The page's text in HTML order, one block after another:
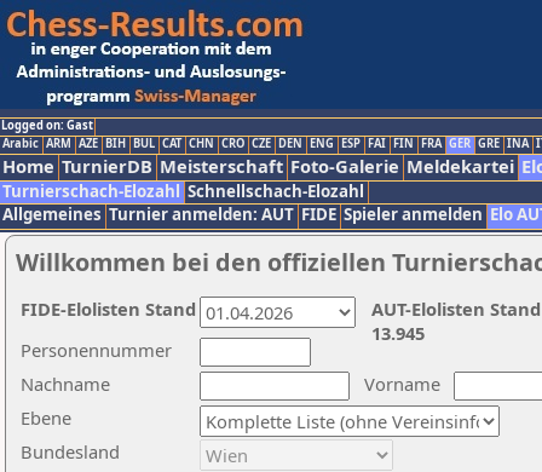
Logged on: Gast
Arabic ARM AZE BIH BUL CAT CHN CRO CZE DEN ENG ESP FAI FIN FRA GER GRE INA
Home TurnierDB Meisterschaft Foto-Galerie Meldekartei
Turnierschach-Elozahl Schnellschach-Elozahl
Allgemeines Turnier anmelden: AUT FIDE Spieler anmelden Elo
Willkommen bei den offiziellen
Nachname
Vorname
Ebene
Personennummer
Bundesland
AUT-Elolisten
13.945
FIDE-Elolisten Stand